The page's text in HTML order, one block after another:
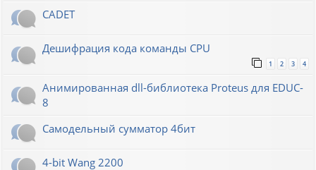
CADET
Дешифрация кода команды CPU
1 2 3 4
Анимированная dll-библиотека Proteus для EDUC-
8
Самодельный сумматор 4бит
4-bit Wang 2200